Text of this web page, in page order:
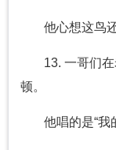
他心想这鸟
13. 一哥们
顿。
他唱的是“